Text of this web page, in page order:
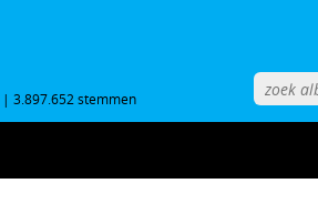
| 3.897.652 stemmen